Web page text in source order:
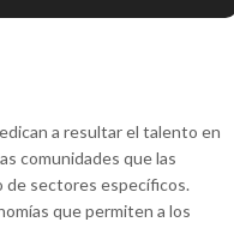
a resultar el talento en
comunidades que las
de sectores específicos.
que permiten a los